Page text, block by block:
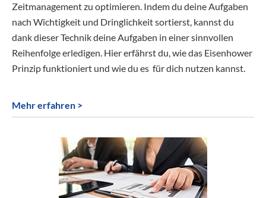
Zeitmanagement zu optimieren. Indem du deine Aufgaben
nach Wichtigkeit und Dringlichkeit sortierst, kannst du
dank dieser Technik deine Aufgaben in einer sinnvollen
Reihenfolge erledigen. Hier erfährst du, wie das Eisenhower
Prinzip funktioniert und wie du es für dich nutzen kannst.
Mehr erfahren >